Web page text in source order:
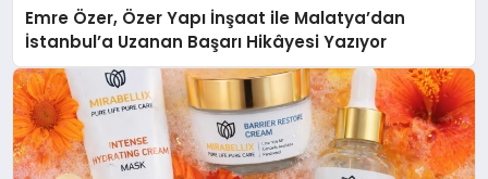
Emre Özer, Özer Yapı İnşaat ile Malatya’dan
İstanbul’a Uzanan Başarı Hikâyesi Yazıyor